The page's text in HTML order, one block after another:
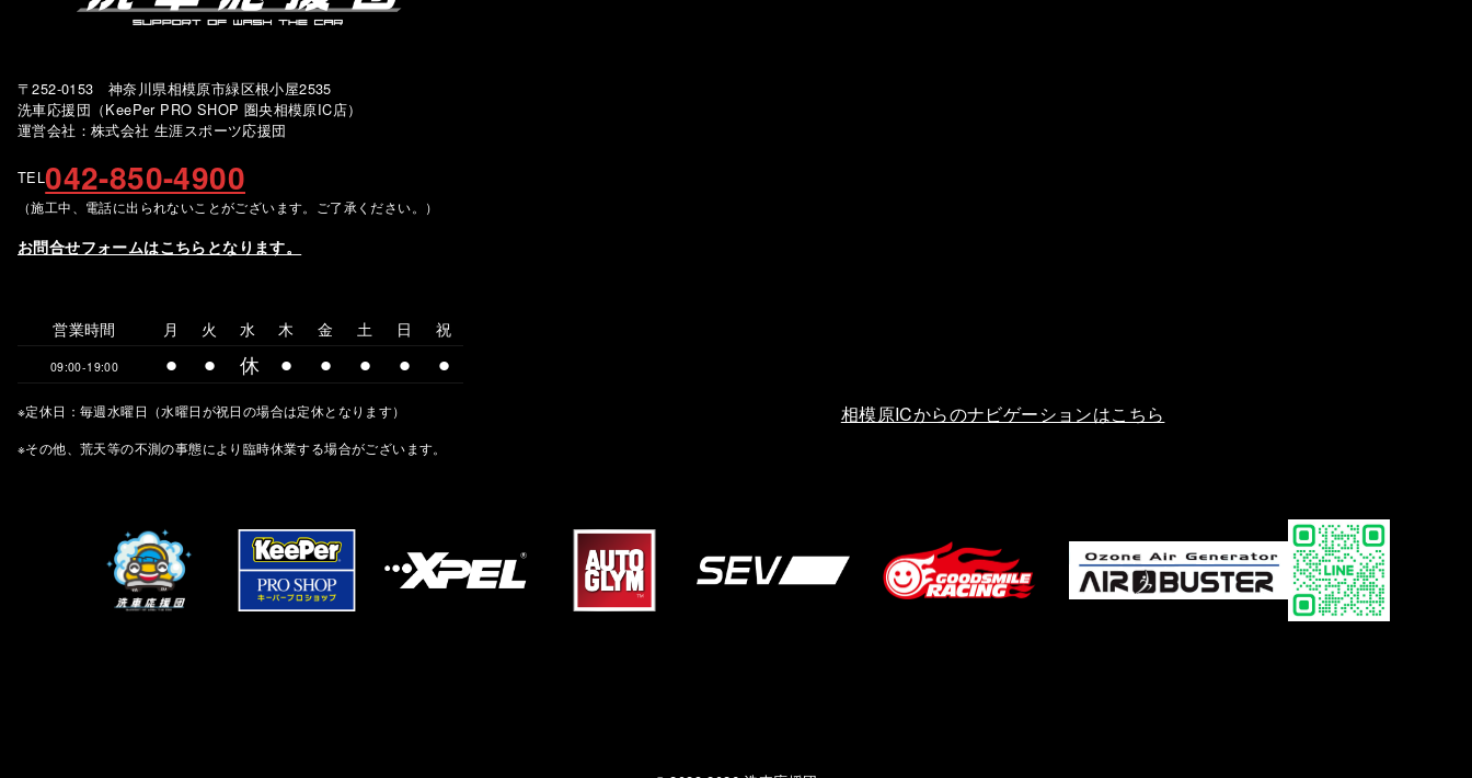
〒252-0153 神奈川県相模原市緑区根小屋2535
洗車応援団（KeePer PRO SHOP 圏央相模原IC店）
運営会社：株式会社 生涯スポーツ応援団
TEL042-850-4900
（施工中、電話に出られないことがございます。ご了承ください。）
お問合せフォームはこちらとなります。
営業時間 月 火 水 木 金 土 日 祝
09:00-19:00 ⚫︎ ⚫︎ 休 ⚫︎ ⚫︎ ⚫︎ ⚫︎ ⚫︎
※定休日：毎週水曜日（水曜日が祝日の場合は定休となります）
※その他、荒天等の不測の事態により臨時休業する場合がございます。
相模原ICからのナビゲーションはこちら